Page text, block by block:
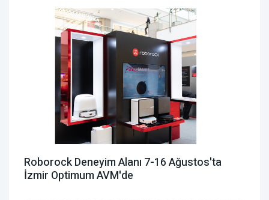
Roborock Deneyim Alanı 7-16 Ağustos'ta
İzmir Optimum AVM'de